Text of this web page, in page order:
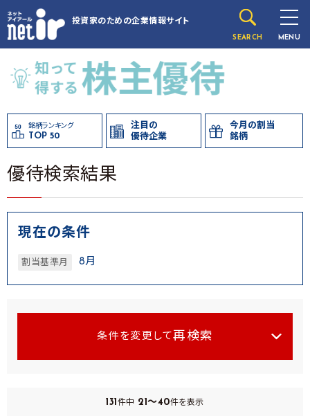
投資家のための企業情報サイト
SEARCH MENU
銘柄ランキング
TOP 50
注目の
優待企業
今月の割当
銘柄
優待検索結果
現在の条件
割当基準月 8月
条件を変更して 再検索
131 件中 21～40件を表示